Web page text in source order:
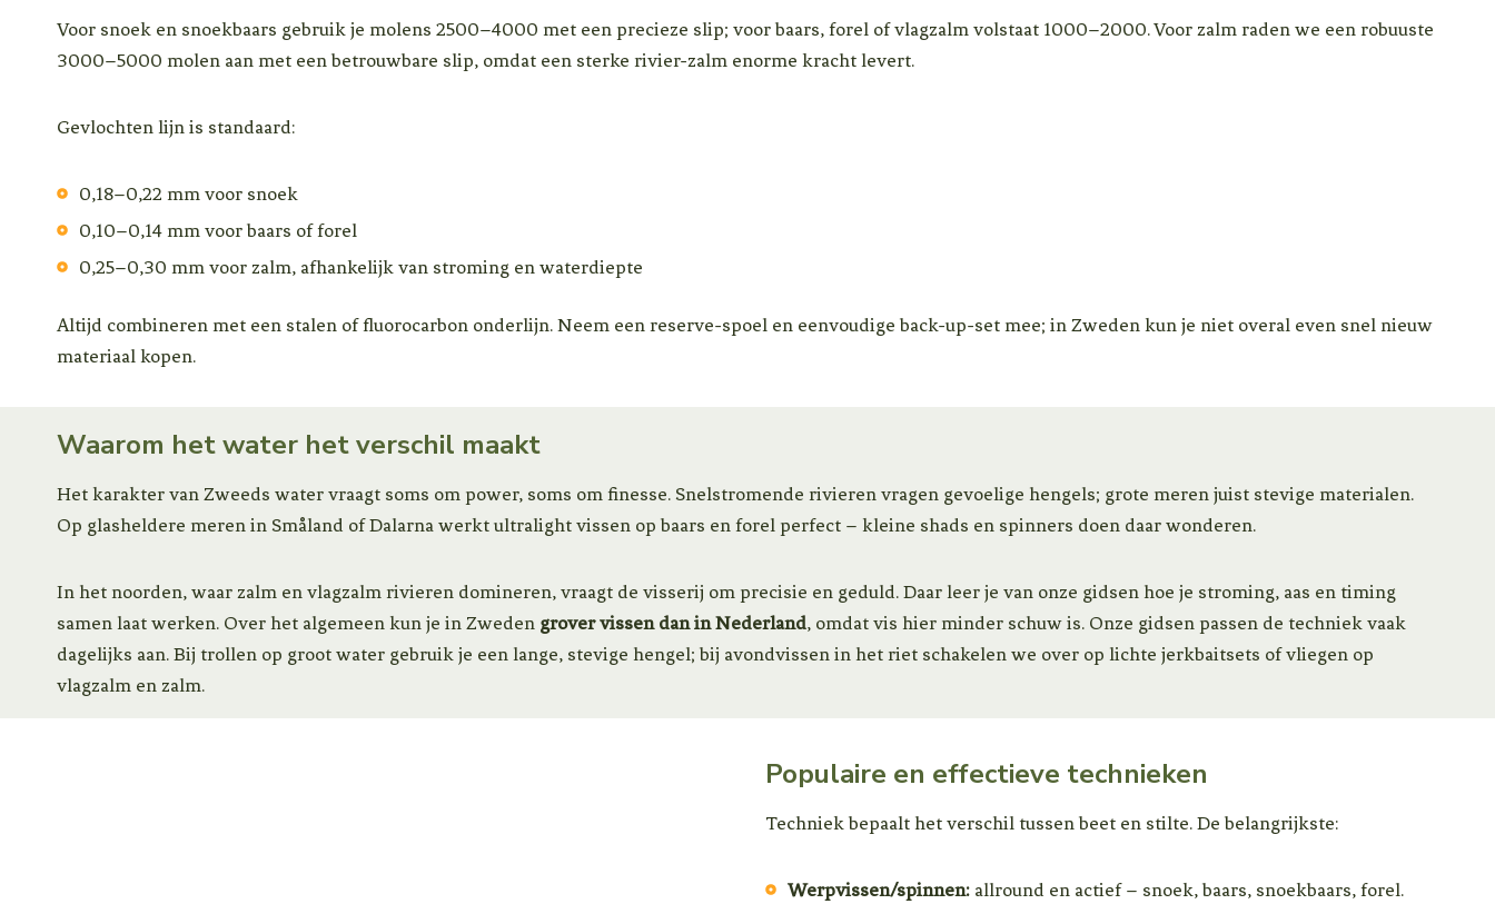
Voor snoek en snoekbaars gebruik je molens 2500–4000 met een precieze slip; voor baars, forel of vlagzalm volstaat 1000–2000. Voor zalm raden we een robuuste
3000–5000 molen aan met een betrouwbare slip, omdat een sterke rivier-zalm enorme kracht levert.
Gevlochten lijn is standaard:
0,18–0,22 mm voor snoek
0,10–0,14 mm voor baars of forel
0,25–0,30 mm voor zalm, afhankelijk van stroming en waterdiepte
Altijd combineren met een stalen of fluorocarbon onderlijn. Neem een reserve-spoel en eenvoudige back-up-set mee; in Zweden kun je niet overal even snel nieuw
materiaal kopen.
Waarom het water het verschil maakt
Het karakter van Zweeds water vraagt soms om power, soms om finesse. Snelstromende rivieren vragen gevoelige hengels; grote meren juist stevige materialen.
Op glasheldere meren in Småland of Dalarna werkt ultralight vissen op baars en forel perfect – kleine shads en spinners doen daar wonderen.
In het noorden, waar zalm en vlagzalm rivieren domineren, vraagt de visserij om precisie en geduld. Daar leer je van onze gidsen hoe je stroming, aas en timing
samen laat werken. Over het algemeen kun je in Zweden grover vissen dan in Nederland, omdat vis hier minder schuw is. Onze gidsen passen de techniek vaak
dagelijks aan. Bij trollen op groot water gebruik je een lange, stevige hengel; bij avondvissen in het riet schakelen we over op lichte jerkbaitsets of vliegen op
vlagzalm en zalm.
Populaire en effectieve technieken
Techniek bepaalt het verschil tussen beet en stilte. De belangrijkste:
Werpvissen/spinnen: allround en actief – snoek, baars, snoekbaars, forel.